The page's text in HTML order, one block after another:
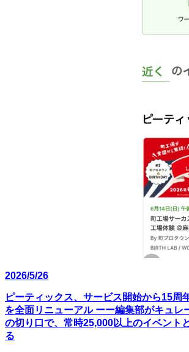
2026/5/26
ピーティックス、サービス開始から15周
を全面リニューアル ーー編集部がキュレ
の切り口で、常時25,000以上のイベント
る